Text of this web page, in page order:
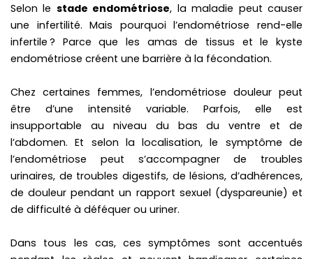
Selon le stade endométriose, la maladie peut causer
une infertilité. Mais pourquoi l’endométriose rend-elle
infertile ? Parce que les amas de tissus et le kyste
endométriose créent une barrière à la fécondation.
Chez certaines femmes, l’endométriose douleur peut
être d’une intensité variable. Parfois, elle est
insupportable au niveau du bas du ventre et de
l’abdomen. Et selon la localisation, le symptôme de
l’endométriose peut s’accompagner de troubles
urinaires, de troubles digestifs, de lésions, d’adhérences,
de douleur pendant un rapport sexuel (dyspareunie) et
de difficulté à déféquer ou uriner.
Dans tous les cas, ces symptômes sont accentués